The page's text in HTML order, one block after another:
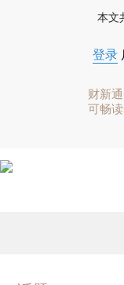
本文
登录
财新
可畅